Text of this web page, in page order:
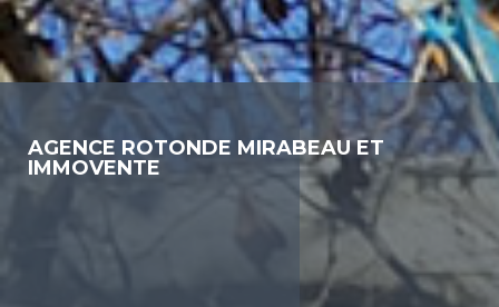
AGENCE ROTONDE MIRABEAU ET
IMMOVENTE